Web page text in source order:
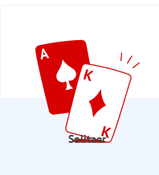
Solitaer